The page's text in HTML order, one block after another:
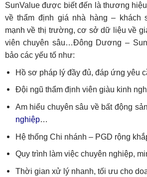
SunValue được biết đến là thương
về thẩm định giá nhà hàng – khách
mạnh về thị trường, cơ sở dữ liệu về
viên chuyên sâu…Đông Dương –
bảo các yếu tố như:
Hồ sơ pháp lý đầy đủ, đáp ứng yêu
Đội ngũ thẩm định viên giàu kinh
Am hiểu chuyên sâu về bất động
nghiệp…
Hệ thống Chi nhánh – PGD rộng
Quy trình làm việc chuyên nghiệp,
Thời gian xử lý nhanh, tối ưu cho